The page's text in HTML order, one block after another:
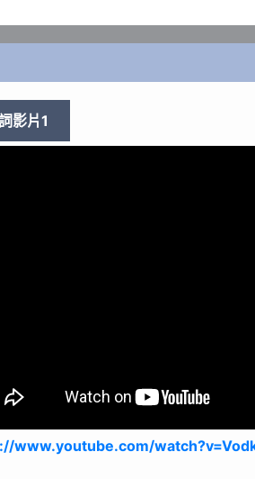
團契遊樂園福音事工
2000 @Instagram:
2000 @wechat: m2kplgd
2000 Official Website: http://
影片1
www.youtube.com/